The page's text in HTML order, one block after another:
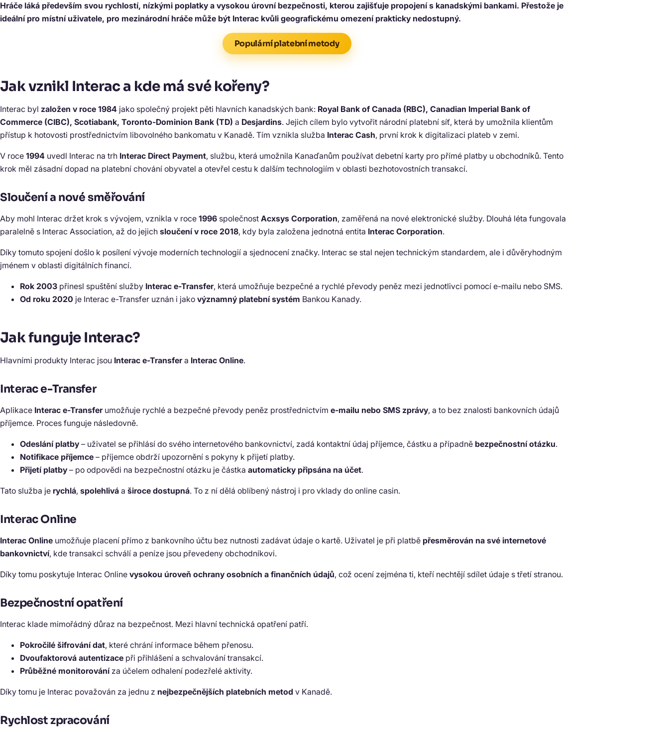
Hráče láká především svou rychlostí, nízkými poplatky a vysokou úrovní bezpečnosti, kterou zajišťuje propojení s kanadskými bankami. Přestože je
ideální pro místní uživatele, pro mezinárodní hráče může být Interac kvůli geografickému omezení prakticky nedostupný.
Populární platební metody
Jak vznikl Interac a kde má své kořeny?
Interac byl založen v roce 1984 jako společný projekt pěti hlavních kanadských bank: Royal Bank of Canada (RBC), Canadian Imperial Bank of
Commerce (CIBC), Scotiabank, Toronto-Dominion Bank (TD) a Desjardins. Jejich cílem bylo vytvořit národní platební síť, která by umožnila klientům
přístup k hotovosti prostřednictvím libovolného bankomatu v Kanadě. Tím vznikla služba Interac Cash, první krok k digitalizaci plateb v zemi.
V roce 1994 uvedl Interac na trh Interac Direct Payment, službu, která umožnila Kanaďanům používat debetní karty pro přímé platby u obchodníků. Tento
krok měl zásadní dopad na platební chování obyvatel a otevřel cestu k dalším technologiím v oblasti bezhotovostních transakcí.
Sloučení a nové směřování
Aby mohl Interac držet krok s vývojem, vznikla v roce 1996 společnost Acxsys Corporation, zaměřená na nové elektronické služby. Dlouhá léta fungovala
paralelně s Interac Association, až do jejich sloučení v roce 2018, kdy byla založena jednotná entita Interac Corporation.
Díky tomuto spojení došlo k posílení vývoje moderních technologií a sjednocení značky. Interac se stal nejen technickým standardem, ale i důvěryhodným
jménem v oblasti digitálních financí.
Rok 2003 přinesl spuštění služby Interac e-Transfer, která umožňuje bezpečné a rychlé převody peněz mezi jednotlivci pomocí e-mailu nebo SMS.
Od roku 2020 je Interac e-Transfer uznán i jako významný platební systém Bankou Kanady.
Jak funguje Interac?
Hlavními produkty Interac jsou Interac e-Transfera Interac Online.
Interac e-Transfer
Aplikace Interac e-Transferumožňuje rychlé a bezpečné převody peněz prostřednictvím e-mailu nebo SMS zprávy, a to bez znalosti bankovních údajů
příjemce. Proces funguje následovně.
Odeslání platby – uživatel se přihlásí do svého internetového bankovnictví, zadá kontaktní údaj příjemce, částku a případně bezpečnostní otázku.
Notifikace příjemce – příjemce obdrží upozornění s pokyny k přijetí platby.
Přijetí platby – po odpovědi na bezpečnostní otázku je částka automaticky připsána na účet.
Tato služba je rychlá, spolehlivá a široce dostupná. To z ní dělá oblíbený nástroj i pro vklady do online casin.
Interac Online
Interac Online umožňuje placení přímo z bankovního účtu bez nutnosti zadávat údaje o kartě. Uživatel je při platbě přesměrován na své internetové
bankovnictví, kde transakci schválí a peníze jsou převedeny obchodníkovi.
Díky tomu poskytuje Interac Online vysokou úroveň ochrany osobních a finančních údajů, což ocení zejména ti, kteří nechtějí sdílet údaje s třetí stranou.
Bezpečnostní opatření
Interac klade mimořádný důraz na bezpečnost. Mezi hlavní technická opatření patří.
Pokročilé šifrování dat, které chrání informace během přenosu.
Dvoufaktorová autentizace při přihlášení a schvalování transakcí.
Průběžné monitorováníza účelem odhalení podezřelé aktivity.
Díky tomu je Interac považován za jednu z nejbezpečnějších platebních metod v Kanadě.
Rychlost zpracování